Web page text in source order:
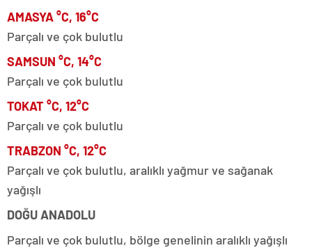
AMASYA °C, 16°C
Parçalı ve çok bulutlu
SAMSUN °C, 14°C
Parçalı ve çok bulutlu
TOKAT °C, 12°C
Parçalı ve çok bulutlu
TRABZON °C, 12°C
Parçalı ve çok bulutlu, aralıklı yağmur ve sağanak
yağışlı
DOĞU ANADOLU
Parçalı ve çok bulutlu, bölge genelinin aralıklı yağışlı